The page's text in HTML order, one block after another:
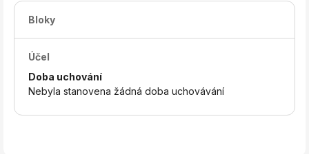
Bloky
Účel
Doba uchování
Nebyla stanovena žádná doba uchovávání